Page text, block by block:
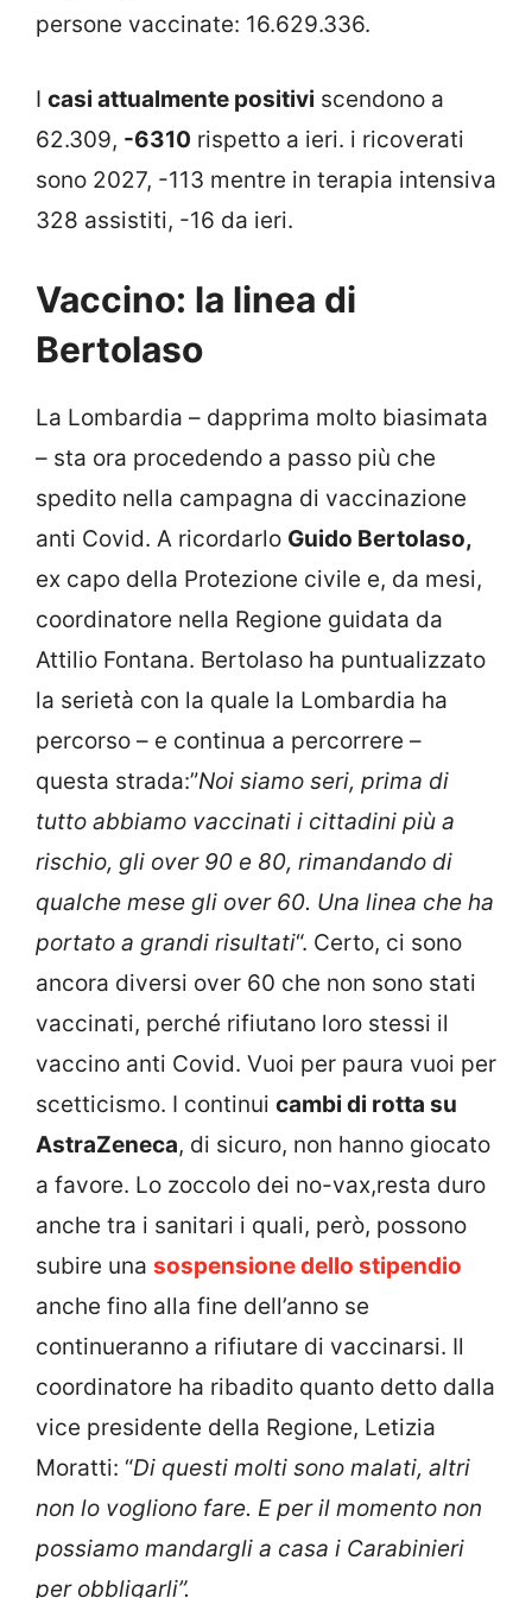
persone vaccinate: 16.629.336.
I casi attualmente positivi scendono a
62.309, -6310 rispetto a ieri. i ricoverati
sono 2027, -113 mentre in terapia intensiva
328 assistiti, -16 da ieri.
Vaccino: la linea di
Bertolaso
La Lombardia – dapprima molto biasimata
– sta ora procedendo a passo più che
spedito nella campagna di vaccinazione
anti Covid. A ricordarlo Guido Bertolaso,
ex capo della Protezione civile e, da mesi,
coordinatore nella Regione guidata da
Attilio Fontana. Bertolaso ha puntualizzato
la serietà con la quale la Lombardia ha
percorso – e continua a percorrere –
questa strada:”Noi siamo seri, prima di
tutto abbiamo vaccinati i cittadini più a
rischio, gli over 90 e 80, rimandando di
qualche mese gli over 60. Una linea che ha
portato a grandi risultati“. Certo, ci sono
ancora diversi over 60 che non sono stati
vaccinati, perché rifiutano loro stessi il
vaccino anti Covid. Vuoi per paura vuoi per
scetticismo. I continui cambi di rotta su
AstraZeneca, di sicuro, non hanno giocato
a favore. Lo zoccolo dei no-vax,resta duro
anche tra i sanitari i quali, però, possono
subire una sospensione dello stipendio
anche fino alla fine dell’anno se
continueranno a rifiutare di vaccinarsi. Il
coordinatore ha ribadito quanto detto dalla
vice presidente della Regione, Letizia
Moratti: “Di questi molti sono malati, altri
non lo vogliono fare. E per il momento non
possiamo mandargli a casa i Carabinieri
per obbligarli”.